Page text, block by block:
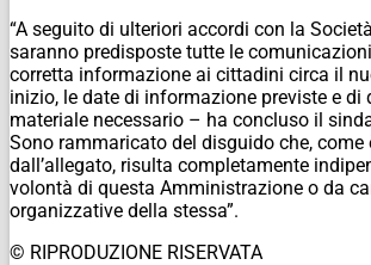
“A seguito di ulteriori accordi con la
saranno predisposte tutte le
corretta informazione ai cittadini circa il
inizio, le date di informazione previste e di
materiale necessario – ha concluso il
Sono rammaricato del disguido che, come
dall’allegato, risulta completamente
volontà di questa Amministrazione o da
organizzative della stessa”.
© RIPRODUZIONE RISERVATA